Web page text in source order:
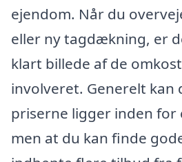
ejendom. Når du
eller ny tagdækning, er
klart billede af de
involveret. Generelt kan
priserne ligger inden
men at du kan finde